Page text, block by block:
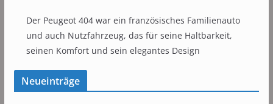
Der Peugeot 404 war ein französisches Familienauto
und auch Nutzfahrzeug, das für seine Haltbarkeit,
seinen Komfort und sein elegantes Design
Neueinträge